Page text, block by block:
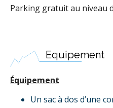
Parking gratuit au niveau
Equipement
Équipement
Un sac à dos d’une